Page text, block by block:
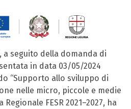
a seguito della domanda di
in data 03/05/2024
“Supporto allo sviluppo di
nelle micro, piccole e medie
FESR 2021–2027, ha